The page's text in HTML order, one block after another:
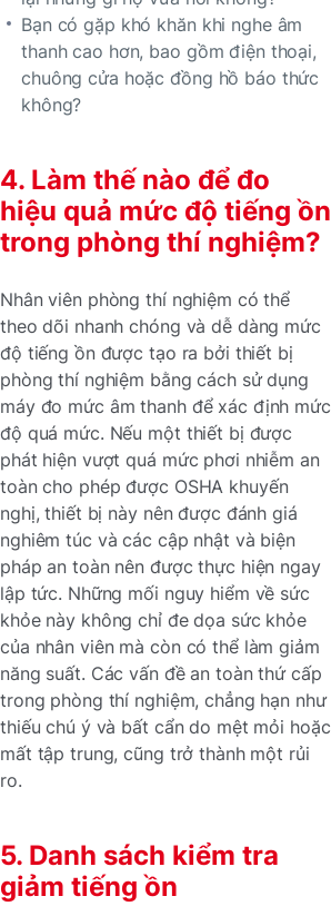
Bạn có gặp khó khăn khi nghe âm
thanh cao hơn, bao gồm điện thoại,
chuông cửa hoặc đồng hồ báo thức
không?
4. Làm thế nào để đo
hiệu quả mức độ tiếng ồn
trong phòng thí nghiệm?
Nhân viên phòng thí nghiệm có thể
theo dõi nhanh chóng và dễ dàng mức
độ tiếng ồn được tạo ra bởi thiết bị
phòng thí nghiệm bằng cách sử dụng
máy đo mức âm thanh để xác định mức
độ quá mức. Nếu một thiết bị được
phát hiện vượt quá mức phơi nhiễm an
toàn cho phép được OSHA khuyến
nghị, thiết bị này nên được đánh giá
nghiêm túc và các cập nhật và biện
pháp an toàn nên được thực hiện ngay
lập tức. Những mối nguy hiểm về sức
khỏe này không chỉ đe dọa sức khỏe
của nhân viên mà còn có thể làm giảm
năng suất. Các vấn đề an toàn thứ cấp
trong phòng thí nghiệm, chẳng hạn như
thiếu chú ý và bất cẩn do mệt mỏi hoặc
mất tập trung, cũng trở thành một rủi
ro.
5. Danh sách kiểm tra
giảm tiếng ồn